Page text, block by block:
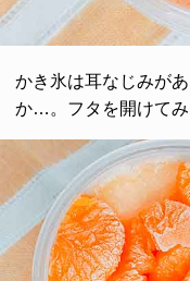
かき氷は耳なじみが
か…。フタを開けてみ